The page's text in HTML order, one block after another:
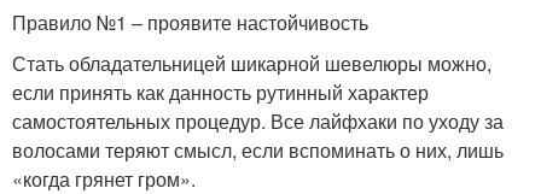
Правило №1 – проявите настойчивость
Стать обладательницей шикарной шевелюры можно,
если принять как данность рутинный характер
самостоятельных процедур. Все лайфхаки по уходу за
волосами теряют смысл, если вспоминать о них, лишь
«когда грянет гром».